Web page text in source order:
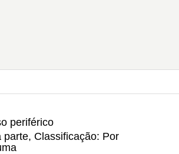
periférico
Classificação: Por